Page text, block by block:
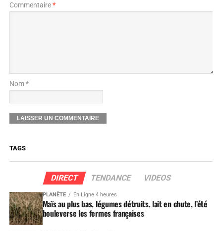
Commentaire*
Nom *
TAGS
DIRECT TENDANCE VIDEOS
PLANÈTE En Ligne 4 heures
Maïs au plus bas, légumes détruits, lait en chute, l’été
bouleverse les fermes françaises